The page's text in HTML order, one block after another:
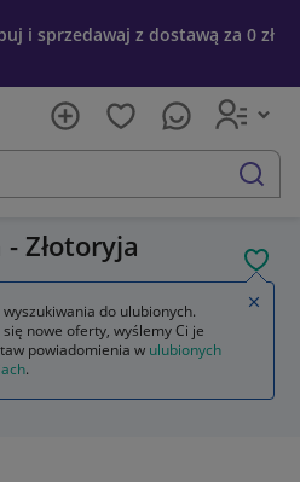
i sprzedawaj z dostawą za 0 zł
szukaj
Złotoryja
Książki Literatura piękna
+0 km
do ulubionych.
nowe oferty, wyślemy Ci je
powiadomienia w ulubionych
.